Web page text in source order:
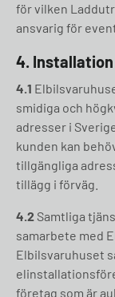
för vilken
ansvarig för
4. Installation
4.1
smidiga och
adresser i
kunden kan
tillgängliga
tillägg i förväg.
4.2 Samtliga
samarbete med
Elbilsvaruhuset
företag som är